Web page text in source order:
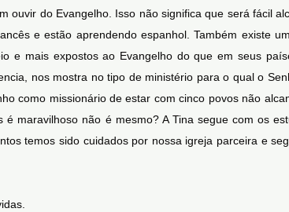
ouvir do Evangelho. Isso não significa que será fácil
e estão aprendendo espanhol. Também existe
e mais expostos ao Evangelho do que em seus
nos mostra no tipo de ministério para o qual o
como missionário de estar com cinco povos não
maravilhoso não é mesmo? A Tina segue com os
temos sido cuidados por nossa igreja parceira e